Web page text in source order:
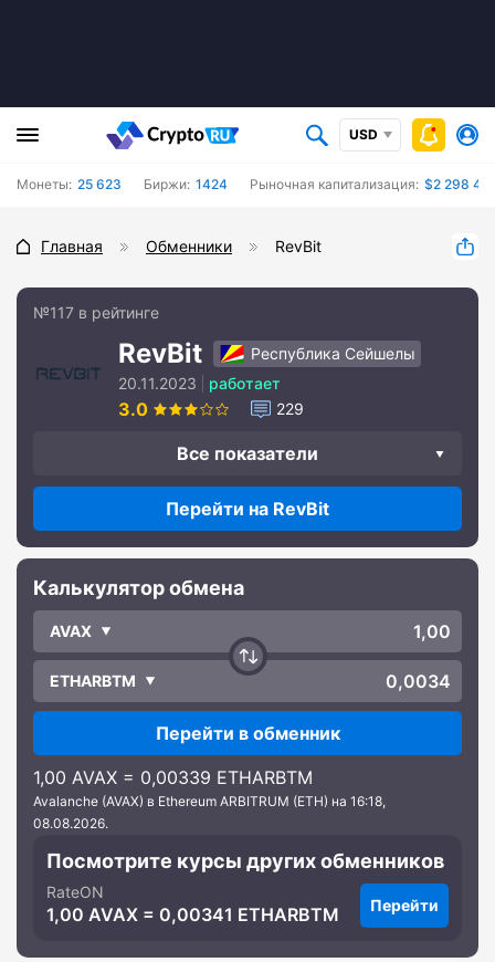
USD
Монеты: 25 623 Биржи: 1424 Рыночная капитализация: $2 298
Главная Обменники RevBit
№117 в рейтинге
RevBit
Республика Сейшелы
20.11.2023
работает
3.0 229
Все показатели
Перейти на RevBit
Калькулятор обмена
AVAX
ETHARBTM
Перейти в обменник
1,00 AVAX = 0,00339 ETHARBTM
Avalanche (AVAX) в Ethereum ARBITRUM (ETH) на 16:18,
08.08.2026.
Посмотрите курсы других обменников
RateON
1,00 AVAX = 0,00341 ETHARBTM Перейти